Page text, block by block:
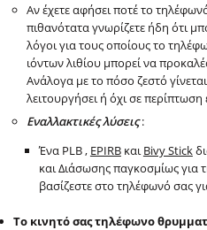
Αν έχετε αφήσει ποτέ το
πιθανότατα γνωρίζετε ήδη ότι
λόγοι για τους οποίους το
ιόντων λιθίου μπορεί να
Ανάλογα με το πόσο ζεστό
λειτουργήσει ή όχι σε
Εναλλακτικές λύσεις:
Ένα PLB , EPIRBκαιBivy Stick
και Διάσωσης παγκοσμίως για
βασίζεστε στο τηλέφωνό σας
Το κινητό σας τηλέφωνο